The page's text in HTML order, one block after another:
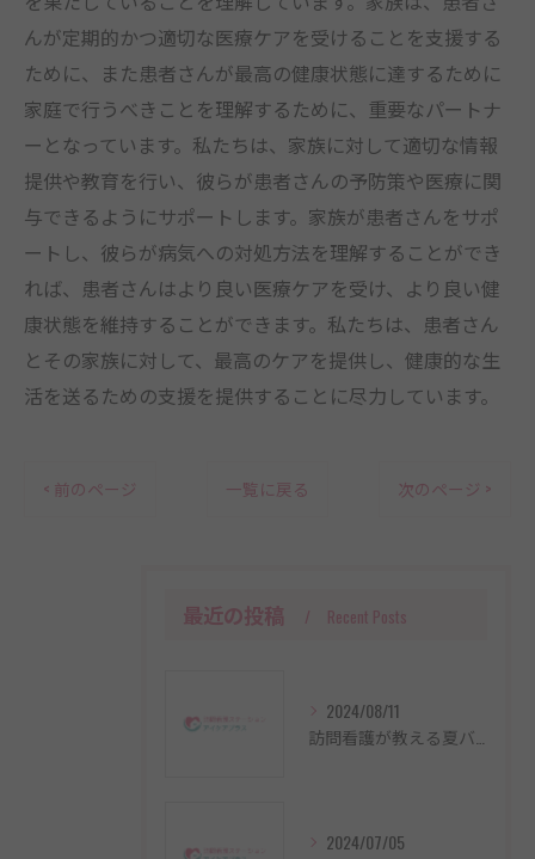
んが定期的かつ適切な医療ケアを受けることを支援する
ために、また患者さんが最高の健康状態に達するために
家庭で行うべきことを理解するために、重要なパートナ
ーとなっています。私たちは、家族に対して適切な情報
提供や教育を行い、彼らが患者さんの予防策や医療に関
与できるようにサポートします。家族が患者さんをサポ
ートし、彼らが病気への対処方法を理解することができ
れば、患者さんはより良い医療ケアを受け、より良い健
康状態を維持することができます。私たちは、患者さん
とその家族に対して、最高のケアを提供し、健康的な生
活を送るための支援を提供することに尽力しています。
< 前のページ 一覧に戻る 次のページ >
最近の投稿 Recent Posts
2024/08/11
2024/07/05